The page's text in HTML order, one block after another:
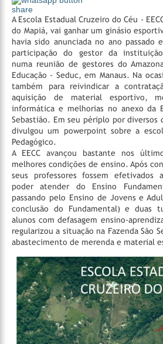
share
A Escola Estadual Cruzeiro do Céu -
do Mapiá, vai ganhar um ginásio
havia sido anunciada no ano passado
participação do gestor da
numa reunião de gestores do
Educação - Seduc, em Manaus. Na
também para reivindicar a
aquisição de material esportivo,
informática e melhorias no anexo da
Sebastião. Em seu périplo por diversos
divulgou um powerpoint sobre a
Pedagógico.
A EECC avançou bastante nos
melhores condições de ensino. Após
seus professores fossem efetivados
poder atender do Ensino
passando pelo Ensino de Jovens e
conclusão do Fundamental) e duas
alunos com defasagem ensino-
regularizou a situação na Fazenda São
abastecimento de merenda e material